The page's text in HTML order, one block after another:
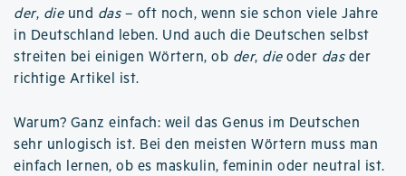
der, dieund das– oft noch, wenn sie schon viele Jahre
in Deutschland leben. Und auch die Deutschen selbst
streiten bei einigen Wörtern, ob der, dieoder dasder
richtige Artikel ist.
Warum? Ganz einfach: weil das Genus im Deutschen
sehr unlogisch ist. Bei den meisten Wörtern muss man
einfach lernen, ob es maskulin, feminin oder neutral ist.